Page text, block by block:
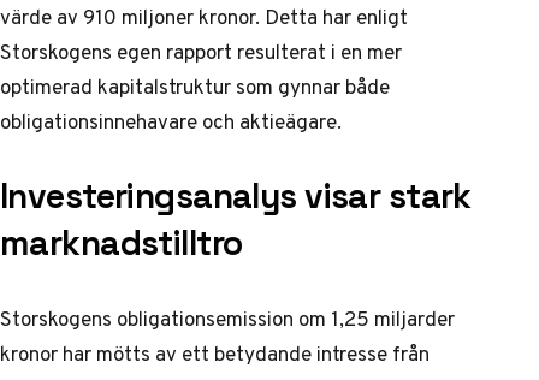
värde av 910 miljoner kronor. Detta har enligt
Storskogens egen rapport resulterat i en mer
optimerad kapitalstruktur som gynnar både
obligationsinnehavare och aktieägare.
Investeringsanalys visar stark
marknadstilltro
Storskogens obligationsemission om 1,25 miljarder
kronor har mötts av ett betydande intresse från